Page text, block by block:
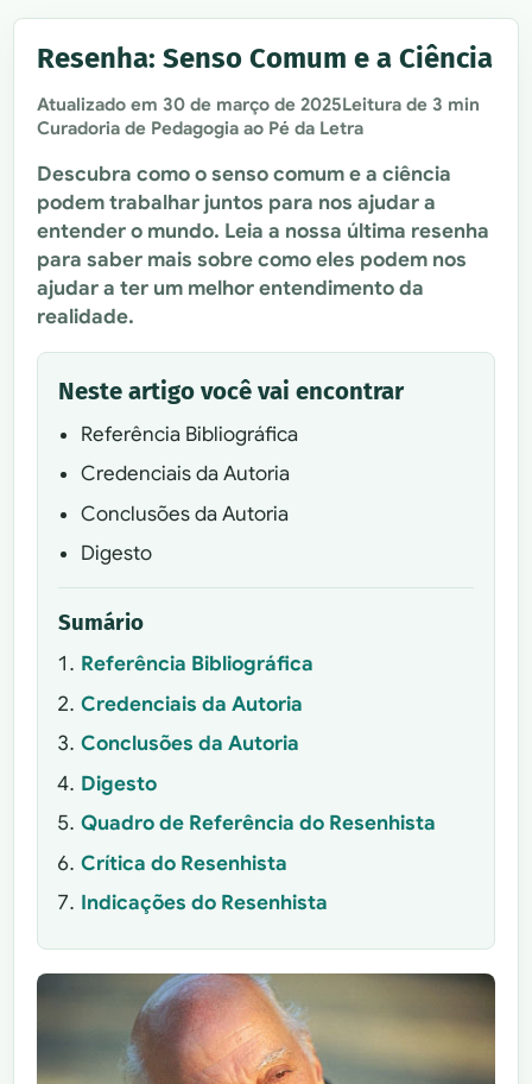
Resenha: Senso Comum e a Ciência
Atualizado em30 de março de 2025Leitura de 3 min
Curadoria de Pedagogia ao Pé da Letra
Descubra como o senso comum e a ciência
podem trabalhar juntos para nos ajudar a
entender o mundo. Leia a nossa última resenha
para saber mais sobre como eles podem nos
ajudar a ter um melhor entendimento da
realidade.
Neste artigo você vai encontrar
Referência Bibliográfica
Credenciais da Autoria
Conclusões da Autoria
Digesto
Sumário
Referência Bibliográfica
Credenciais da Autoria
Conclusões da Autoria
Digesto
Quadro de Referência do Resenhista
Crítica do Resenhista
Indicações do Resenhista